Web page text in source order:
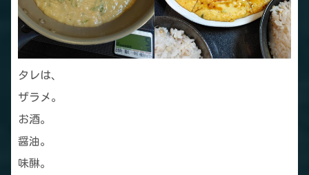
タレは、
ザラメ。
お酒。
醤油。
味醂。